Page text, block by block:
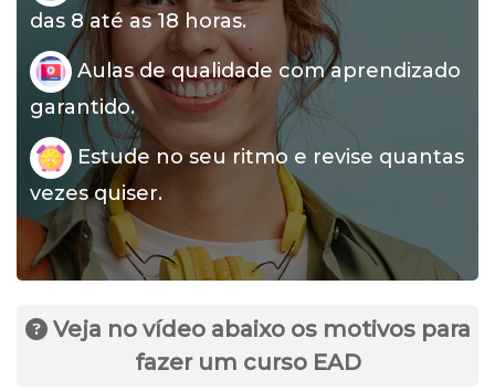
das 8 até as 18 horas.
Aulas de qualidade com aprendizado
garantido.
Estude no seu ritmo e revise quantas
vezes quiser.
Veja no vídeo abaixo os motivos para
fazer um curso EAD